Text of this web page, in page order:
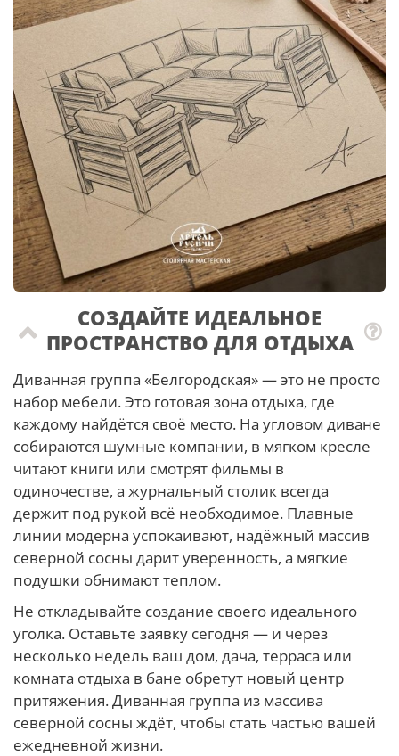
СОЗДАЙТЕ ИДЕАЛЬНОЕ
ПРОСТРАНСТВО ДЛЯ ОТДЫХА
Диванная группа «Белгородская» — это не просто
набор мебели. Это готовая зона отдыха, где
каждому найдётся своё место. На угловом диване
собираются шумные компании, в мягком кресле
читают книги или смотрят фильмы в
одиночестве, а журнальный столик всегда
держит под рукой всё необходимое. Плавные
линии модерна успокаивают, надёжный массив
северной сосны дарит уверенность, а мягкие
подушки обнимают теплом.
Не откладывайте создание своего идеального
уголка. Оставьте заявку сегодня — и через
несколько недель ваш дом, дача, терраса или
комната отдыха в бане обретут новый центр
притяжения. Диванная группа из массива
северной сосны ждёт, чтобы стать частью вашей
ежедневной жизни.